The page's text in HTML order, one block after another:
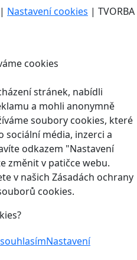
Nastavení cookies | TVORBA
cookies
stránek, nabídli
a mohli anonymně
soubory cookies, které
sociální média, inzerci a
odkazem "Nastavení
změnit v patičce webu.
v našich Zásadách ochrany
cookies.
Nastavení